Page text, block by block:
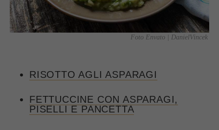
Foto Envato | DanielVincek
RISOTTO AGLI ASPARAGI
FETTUCCINE CON ASPARAGI,
PISELLI E PANCETTA